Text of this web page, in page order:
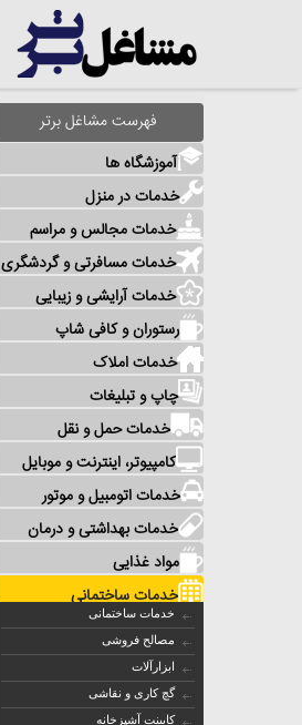
فهرست مشاغل برتر
آموزشگاه ها
خدمات در منزل
خدمات مجالس و مراسم
خدمات مسافرتی و گردشگری
خدمات آرایشی و زیبایی
رستوران و کافی شاپ
خدمات املاک
چاپ و تبلیغات
خدمات حمل و نقل
کامپیوتر، اینترنت و موبایل
خدمات اتومبیل و موتور
خدمات بهداشتی و درمان
مواد غذایی
خدمات ساختمانی
خدمات ساختمانی
مصالح فروشی
ابزارآلات
گچ کاری و نقاشی
کابینت آشپزخانه